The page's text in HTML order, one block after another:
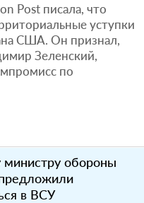
Post писала, что
уступки
США. Он признал,
Зеленский,
по
обороны
в ВСУ